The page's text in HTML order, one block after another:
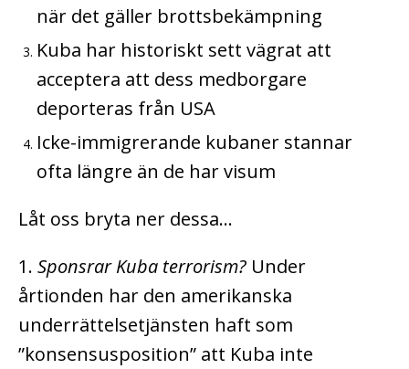
när det gäller brottsbekämpning
Kuba har historiskt sett vägrat att
acceptera att dess medborgare
deporteras från USA
Icke-immigrerande kubaner stannar
ofta längre än de har visum
Låt oss bryta ner dessa…
1. Sponsrar Kuba terrorism? Under
årtionden har den amerikanska
underrättelsetjänsten haft som
”konsensusposition” att Kuba inte